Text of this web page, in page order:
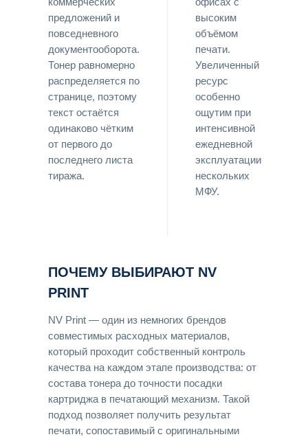
предложений и
повседневного
документооборота.
Тонер равномерно
распределяется по
странице, поэтому
текст остаётся
одинаково чётким
от первого до
последнего листа
тиража.
высоким
объёмом
печати.
Увеличенный
ресурс
особенно
ощутим при
интенсивной
ежедневной
эксплуатации
нескольких
МФУ.
ПОЧЕМУ ВЫБИРАЮТ NV
PRINT
NV Print — один из немногих брендов
совместимых расходных материалов,
который проходит собственный контроль
качества на каждом этапе производства: от
состава тонера до точности посадки
картриджа в печатающий механизм. Такой
подход позволяет получить результат
печати, сопоставимый с оригинальными